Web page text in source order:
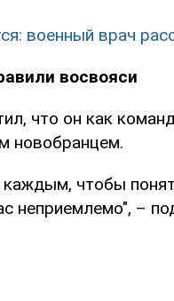
военный врач
восвояси
что он как
новобранцем.
чтобы
неприемлемо", –